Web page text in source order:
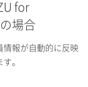
for
場合
報が自動的に反映
。